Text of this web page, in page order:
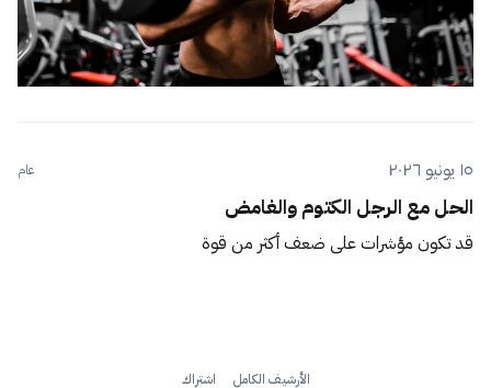
١٥ يونيو ٢٠٢٦ عام
الحل مع الرجل الكتوم والغامض
قد تكون مؤشرات على ضعف أكثر من قوة
الأرشيف الكامل اشتراك